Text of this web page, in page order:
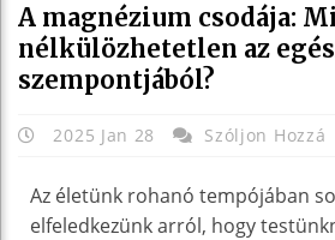
A magnézium csodája:
nélkülözhetetlen az
szempontjából?
2025 Jan 28 Szóljon Hozzá
Az életünk rohanó tempójában
elfeledkezünk arról, hogy